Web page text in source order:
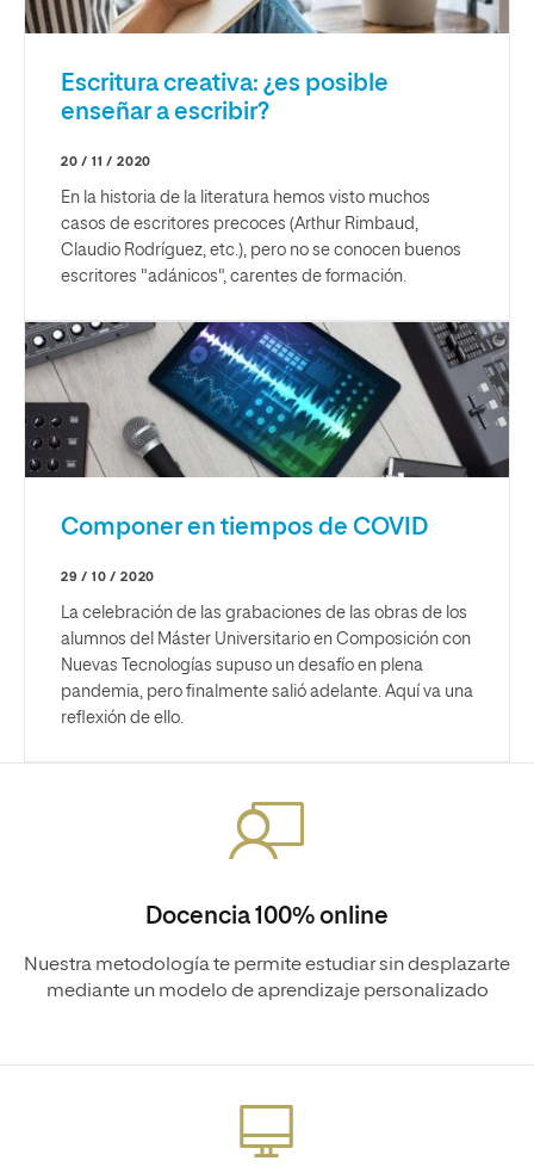
Escritura creativa: ¿es posible
enseñar a escribir?
20 / 11 / 2020
En la historia de la literatura hemos visto muchos
casos de escritores precoces (Arthur Rimbaud,
Claudio Rodríguez, etc.), pero no se conocen buenos
escritores "adánicos", carentes de formación.
Componer en tiempos de COVID
29 / 10 / 2020
La celebración de las grabaciones de las obras de los
alumnos del Máster Universitario en Composición con
Nuevas Tecnologías supuso un desafío en plena
pandemia, pero finalmente salió adelante. Aquí va una
reflexión de ello.
Docencia 100% online
Nuestra metodología te permite estudiar sin desplazarte
mediante un modelo de aprendizaje personalizado